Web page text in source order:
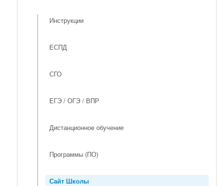
Инструкции
ЕСПД
СГО
ЕГЭ / ОГЭ / ВПР
Дистанционное обучение
Программы (ПО)
Сайт Школы